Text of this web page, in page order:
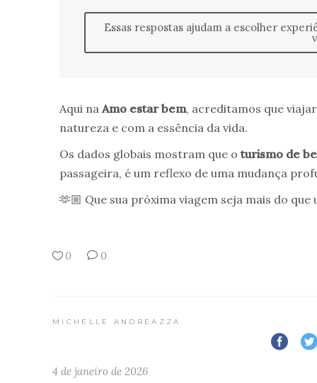
Essas respostas ajudam a escolher
Aqui na Amo estar bem, acreditamos que
natureza e com a essência da vida.
Os dados globais mostram que o turismo de
passageira, é um reflexo de uma mudança
🫶🏼 Que sua próxima viagem seja mais do
0 0
MICHELLE ANDREAZZA
4 de janeiro de 2026